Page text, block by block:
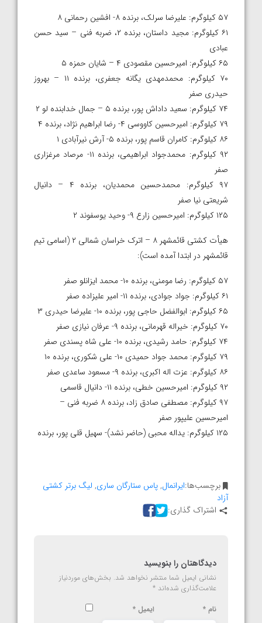
۵۷ کیلوگرم: علیرضا سرلک، برنده ۸- افشین رحمانی ۸
۶۱ کیلوگرم: مجید داستان، برنده ۲، ضربه فنی – سید حسن
عبادی
۶۵ کیلوگرم: امیرحسین مقصودی ۴ – شایان حمزه ۵
۷۰ کیلوگرم: محمدمهدی یگانه جعفری، برنده ۱۱ – بهروز
حیدری صفر
۷۴ کیلوگرم: سعید داداش پور، برنده ۵ – جمال خدابنده لو ۲
۷۹ کیلوگرم: امیرحسین کاووسی ۴- رضا ابراهیم نژاد، برنده ۴
۸۶ کیلوگرم: کامران قاسم پور، برنده ۵- آرش نیرآبادی ۱
۹۲ کیلوگرم: محمدجواد ابراهیمی، برنده ۱۱- مرصاد مرغزاری
صفر
۹۷ کیلوگرم: محمدحسین محمدیان، برنده ۴ – دانیال
شریعتی نیا صفر
۱۲۵ کیلوگرم: امیرحسین زارع ۹- وحید یوسفوند ۲
هیأت کشتی قائمشهر ۸ – اترک خراسان شمالی ۲ (اسامی تیم
قائمشهر در ابتدا آمده است):
۵۷ کیلوگرم: رضا مومنی، برنده ۱۰- محمد ایزانلو صفر
۶۱ کیلوگرم: جواد جوادی، برنده ۱۱- امیر علیزاده صفر
۶۵ کیلوگرم: ابوالفضل حاجی پور، برنده ۱۰- علیرضا حیدری ۳
۷۰ کیلوگرم: خیراله قهرمانی، برنده ۹- عرفان نیازی صفر
۷۴ کیلوگرم: حامد رشیدی، برنده ۱۰- علی شاه پسندی صفر
۷۹ کیلوگرم: محمد جواد حمیدی ۱۰- علی شکوری، برنده ۱۰
۸۶ کیلوگرم: عزت اله اکبری، برنده ۹- مسعود ساعدی صفر
۹۲ کیلوگرم: امیرحسین خطی، برنده ۱۱- دانیال قاسمی
۹۷ کیلوگرم: مصطفی صادق زاد، برنده ۸ ضربه فنی –
امیرحسین علیپور صفر
۱۲۵ کیلوگرم: یداله محبی (حاضر نشد)- سهیل قلی پور، برنده
برچسب‌ها:ایرانمال,پاس ستارگان ساری, لیگ برتر کشتی
آزاد
اشتراک گذاری:
دیدگاهتان را بنویسید
نشانی ایمیل شما منتشر نخواهد شد. بخش‌های موردنیاز
علامت‌گذاری شده‌اند *
نام * ایمیل *